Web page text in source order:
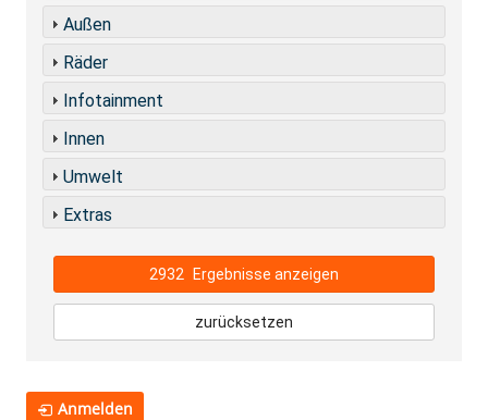
Außen
Räder
Infotainment
Innen
Umwelt
Extras
2932 Ergebnisse anzeigen
zurücksetzen
Anmelden